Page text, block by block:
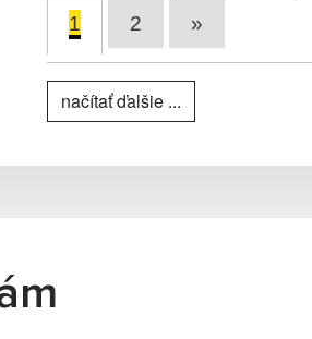
1 2 »
načítať ďalšie ...